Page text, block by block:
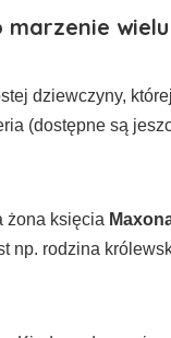
wielu
dziewczyny,
(dostępne są
żona księcia
np. rodzina